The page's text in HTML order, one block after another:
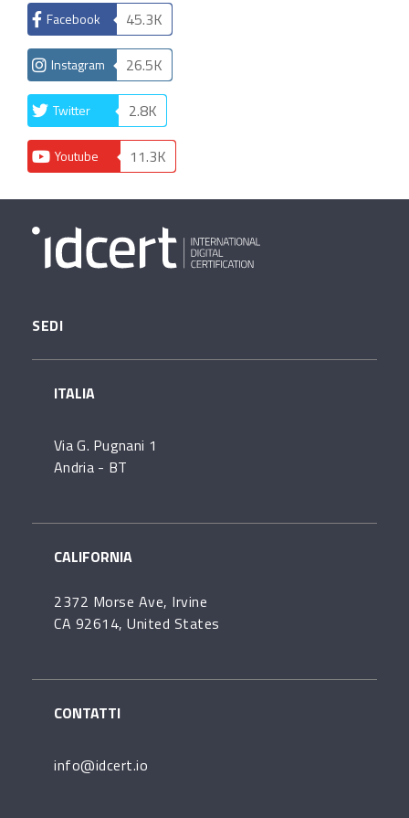
Facebook 45.3K
Instagram 26.5K
Twitter 2.8K
Youtube 11.3K
SEDI
ITALIA
Via G. Pugnani 1
Andria - BT
CALIFORNIA
2372 Morse Ave, Irvine
CA 92614, United States
CONTATTI
info@idcert.io